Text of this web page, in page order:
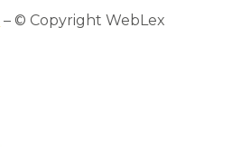
– © Copyright WebLex